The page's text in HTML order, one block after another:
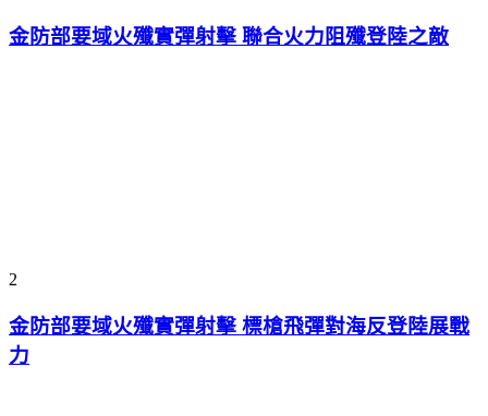
金防部要域火殲實彈射擊 聯合火力阻殲登陸之敵
2
金防部要域火殲實彈射擊 標槍飛彈對海反登陸展戰
力